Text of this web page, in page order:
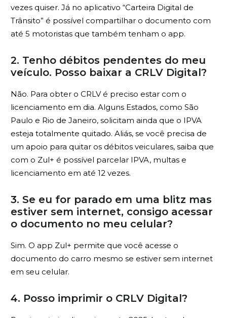
vezes quiser. Já no aplicativo “Carteira Digital de
Trânsito” é possível compartilhar o documento com
até 5 motoristas que também tenham o app.
2. Tenho débitos pendentes do meu
veículo. Posso baixar a CRLV Digital?
Não. Para obter o CRLV é preciso estar com o
licenciamento em dia. Alguns Estados, como São
Paulo e Rio de Janeiro, solicitam ainda que o IPVA
esteja totalmente quitado. Aliás, se você precisa de
um apoio para quitar os débitos veiculares, saiba que
com o Zul+ é possível parcelar IPVA, multas e
licenciamento em até 12 vezes.
3. Se eu for parado em uma blitz mas
estiver sem internet, consigo acessar
o documento no meu celular?
Sim. O app Zul+ permite que você acesse o
documento do carro mesmo se estiver sem internet
em seu celular.
4. Posso imprimir o CRLV Digital?